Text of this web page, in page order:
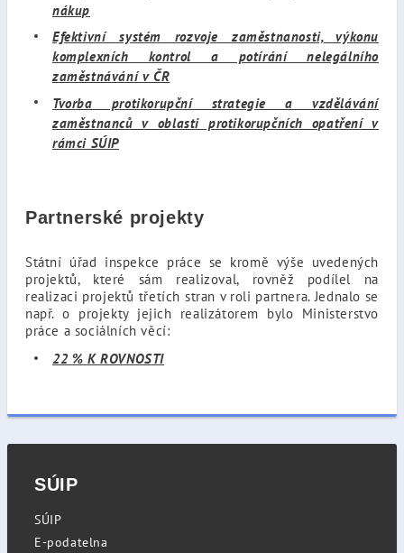
nákup
Efektivní systém rozvoje zaměstnanosti, výkonu
komplexních kontrol a potírání nelegálního
zaměstnávání v ČR
Tvorba protikorupční strategie a vzdělávání
zaměstnanců v oblasti protikorupčních opatření v
rámci SÚIP
Partnerské projekty
Státní úřad inspekce práce se kromě výše uvedených
projektů, které sám realizoval, rovněž podílel na
realizaci projektů třetích stran v roli partnera. Jednalo se
např. o projekty jejich realizátorem bylo Ministerstvo
práce a sociálních věcí:
22 % K ROVNOSTI
SÚIP
SÚIP
E-podatelna